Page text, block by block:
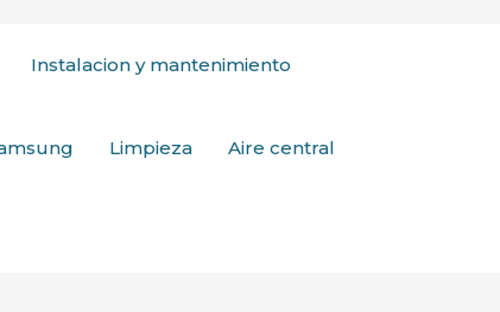
Instalacion y mantenimiento
Limpieza Aire central